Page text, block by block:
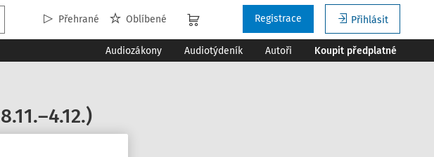
Přehrané Oblíbené Přihlásit
Registrace
Audiozákony Audiotýdeník Autoři Koupit předplatné